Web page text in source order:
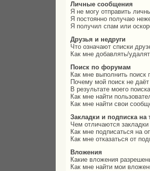
Личные сообщения
Я не могу отправить
Я постоянно получаю
Я получил спам или
Друзья и недруги
Что означают списки
Как мне добавлять/
Поиск по форумам
Как мне выполнить
Почему мой поиск не даёт
В результате моего
Как мне найти
Как мне найти свои
Закладки и подписка на
Чем отличаются закладки
Как мне подписаться на
Как мне отказаться от
Вложения
Какие вложения
Как мне найти мои